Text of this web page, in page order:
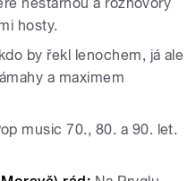
hosty.
by řekl lenochem, já ale
a maximem
music 70., 80. a 90. let.